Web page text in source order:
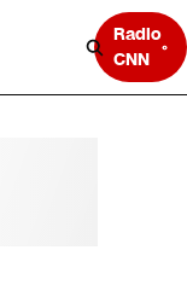
Radio
CNN